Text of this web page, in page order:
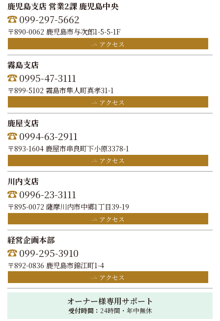
鹿児島支店 営業2課 鹿児島中央
099-297-5662
〒890-0062 鹿児島市与次郎1-5-5-1F
アクセス
霧島支店
0995-47-3111
〒899-5102 霧島市隼人町真孝31-1
アクセス
鹿屋支店
0994-63-2911
〒893-1604 鹿屋市串良町下小原3378-1
アクセス
川内支店
0996-23-3111
〒895-0072 薩摩川内市中郷1丁目39-19
アクセス
経営企画本部
099-295-3910
〒892-0836 鹿児島市錦江町1-4
アクセス
オーナー様専用サポート
受付時間： 24時間・年中無休